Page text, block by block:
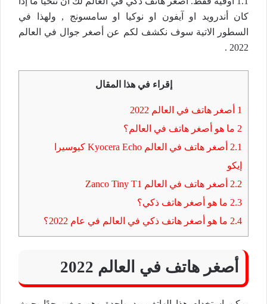
كان أندرويد او آيفون او نوكيا او سامسونج , ولهذا في
السطور الاتية سوف نكشف لكم عن أصغر جوال في العالم
2022 .
إقراء في هذا المقال
1 أصغر هاتف في العالم 2022
2 ما هو أصغر هاتف في العالم؟
2.1
أصغر هاتف في العالم Kyocera Echo كيوسيرا
إيكو
2.2 أصغر هاتف في العالم Zanco Tiny T1
2.3 ما هو أصغر هاتف ذكي؟
2.4 ما هو أصغر هاتف ذكي في العالم في عام 2022؟
أصغر هاتف في العالم 2022